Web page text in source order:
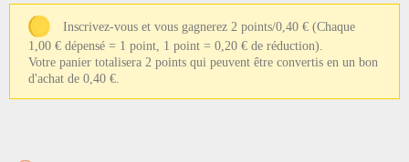
Inscrivez-vous et vous gagnerez 2 points/0,40 € (Chaque
1,00 € dépensé = 1 point, 1 point = 0,20 € de réduction).
Votre panier totalisera 2 points qui peuvent être convertis en un bon
d'achat de 0,40 €.